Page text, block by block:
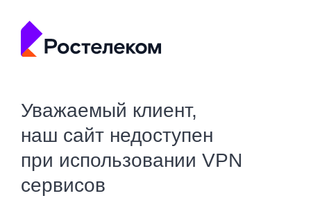
Уважаемый клиент,
наш сайт недоступен
при использовании VPN
сервисов